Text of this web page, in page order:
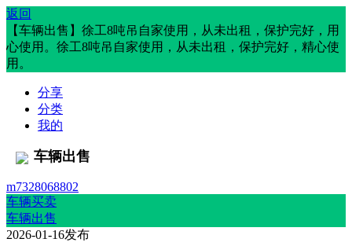
返回
【车辆出售】徐工8吨吊自家使用，从未出租，保护完好，用
心使用。徐工8吨吊自家使用，从未出租，保护完好，精心使
用。
分享
分类
我的
车辆出售
m7328068802
车辆买卖
车辆出售
2026-01-16发布